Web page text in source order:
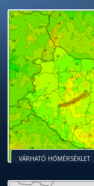
VÁRHATÓ HŐMÉRSÉKLET